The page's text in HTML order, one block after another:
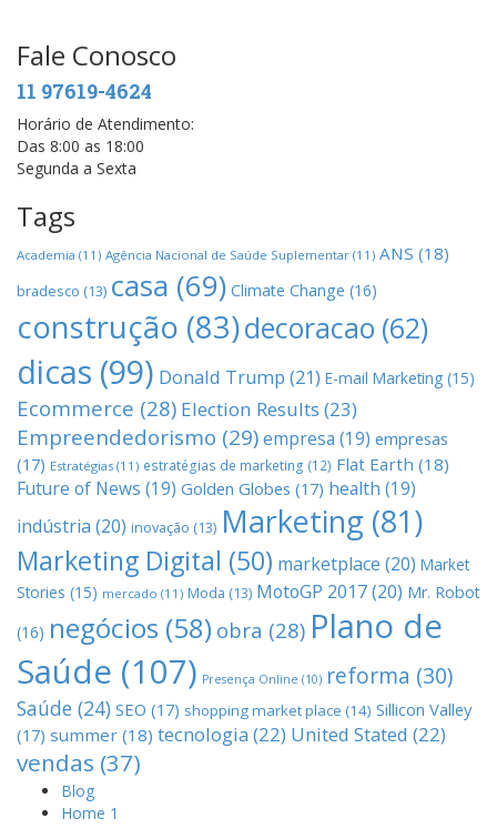
Fale Conosco
11 97619-4624
Horário de Atendimento:
Das 8:00 as 18:00
Segunda a Sexta
Tags
Academia (11) Agência Nacional de Saúde Suplementar (11) ANS (18)
bradesco (13) casa (69) Climate Change (16)
construção (83)decoracao (62)
dicas (99) Donald Trump (21) E-mail Marketing (15)
Ecommerce (28) Election Results (23)
Empreendedorismo (29)empresa (19) empresas
(17) Estratégias (11) estratégias de marketing (12) Flat Earth (18)
Future of News (19) Golden Globes (17) health (19)
indústria (20) inovação (13) Marketing (81)
Marketing Digital (50) marketplace (20) Market
Stories (15) mercado (11) Moda (13) MotoGP 2017(20) Mr. Robot
(16) negócios (58) obra (28) Plano de
Saúde (107) Presença Online (10) reforma (30)
Saúde (24) SEO (17) shopping market place (14) Sillicon Valley
(17) summer (18) tecnologia (22) United Stated (22)
vendas (37)
Blog
Home 1